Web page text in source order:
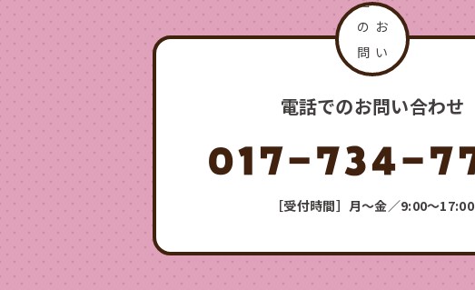
電話でのお問い合わせ
［受付時間］月〜金／9:00〜17:00